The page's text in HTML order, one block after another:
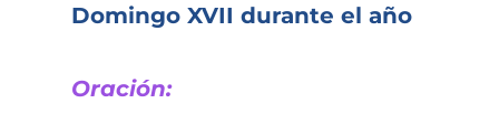
Familia Menesiana
Domingo XVII durante el año
Oración: